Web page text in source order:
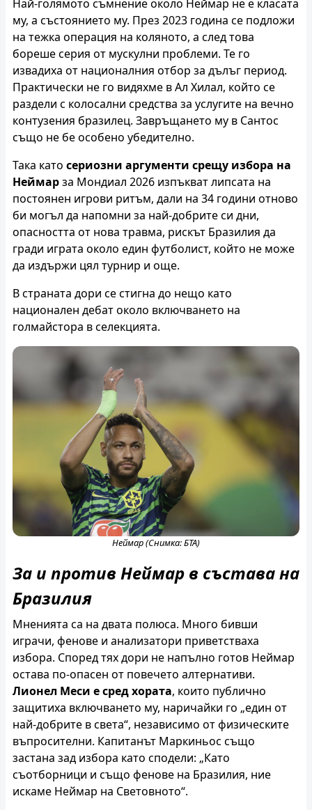
Най-голямото съмнение около Неймар не е класата
му, а състоянието му. През 2023 година се подложи
на тежка операция на коляното, а след това
бореше серия от мускулни проблеми. Те го
извадиха от националния отбор за дълъг период.
Практически не го видяхме в Ал Хилал, който се
раздели с колосални средства за услугите на вечно
контузения бразилец. Завръщането му в Сантос
също не бе особено убедително.
Така като сериозни аргументи срещу избора на
Неймарза Мондиал 2026 изпъкват липсата на
постоянен игрови ритъм, дали на 34 години отново
би могъл да напомни за най-добрите си дни,
опасността от нова травма, рискът Бразилия да
гради играта около един футболист, който не може
да издържи цял турнир и още.
В страната дори се стигна до нещо като
национален дебат около включването на
голмайстора в селекцията.
Неймар (Снимка: БТА)
За и против Неймар в състава на
Бразилия
Мненията са на двата полюса. Много бивши
играчи, фенове и анализатори приветстваха
избора. Според тях дори не напълно готов Неймар
остава по-опасен от повечето алтернативи.
Лионел Меси е сред хората, които публично
защитиха включването му, наричайки го „един от
най-добрите в света“, независимо от физическите
въпросителни. Капитанът Маркиньос също
застана зад избора като сподели: „Като
съотборници и също фенове на Бразилия, ние
искаме Неймар на Световното“.